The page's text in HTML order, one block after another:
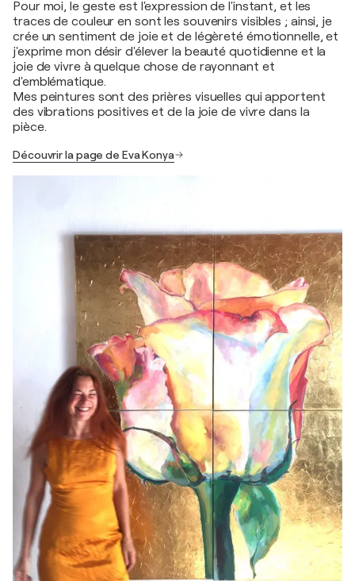
Pour moi, le geste est l'expression de l'instant, et les
traces de couleur en sont les souvenirs visibles ; ainsi, je
crée un sentiment de joie et de légèreté émotionnelle, et
j'exprime mon désir d'élever la beauté quotidienne et la
joie de vivre à quelque chose de rayonnant et
d'emblématique.
Mes peintures sont des prières visuelles qui apportent
des vibrations positives et de la joie de vivre dans la
pièce.
Découvrir la page de Eva Konya